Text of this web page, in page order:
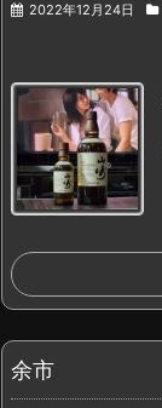
2022年12月24日
余市